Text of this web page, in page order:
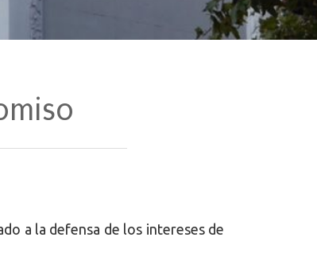
a la defensa de los intereses de